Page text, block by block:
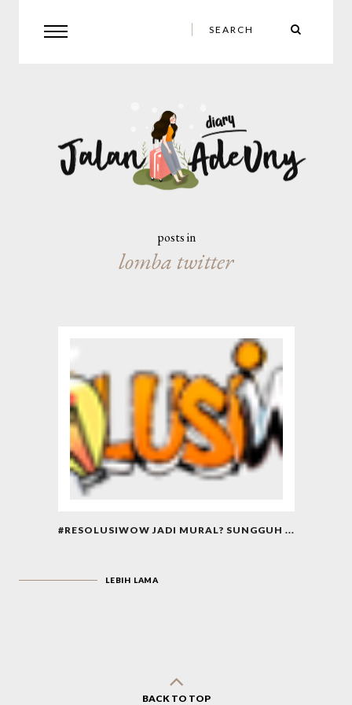
posts in
lomba twitter
#RESOLUSIWOW JADI MURAL? SUNGGUH ...
LEBIH LAMA
BACK TO TOP